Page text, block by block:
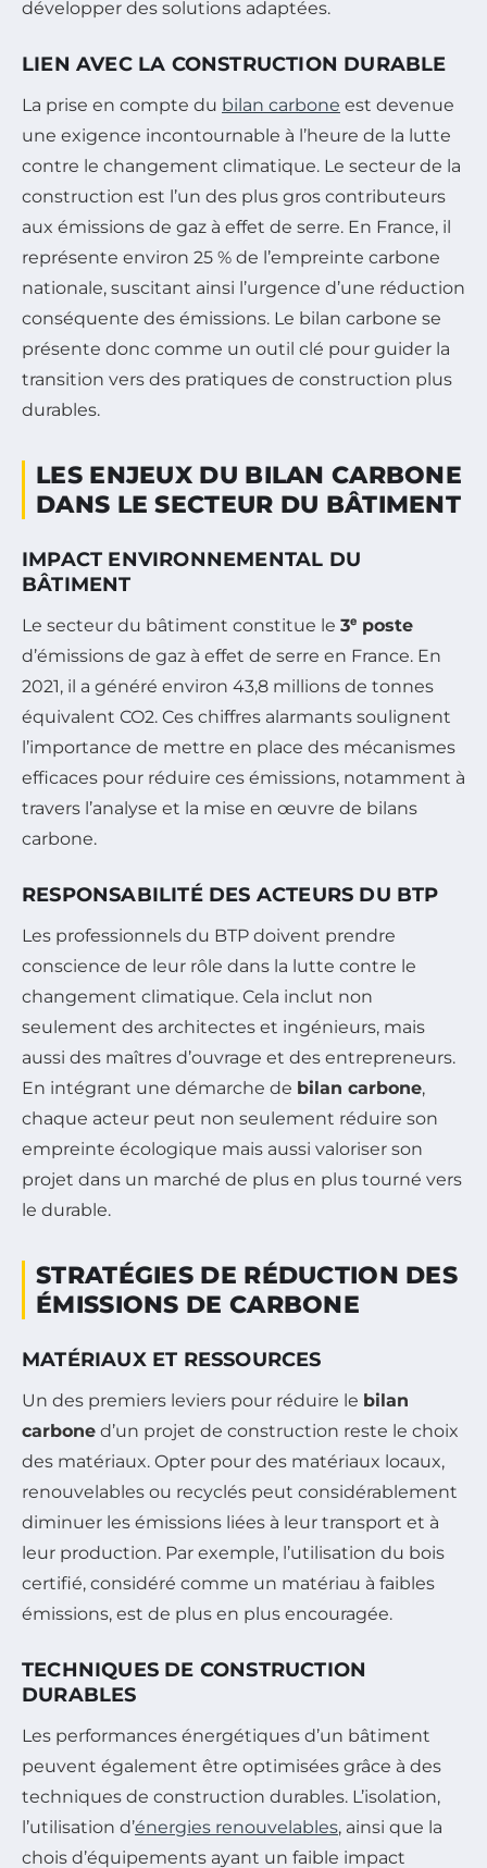
développer des solutions adaptées.
LIEN AVEC LA CONSTRUCTION DURABLE
La prise en compte du bilan carbone est devenue
une exigence incontournable à l’heure de la lutte
contre le changement climatique. Le secteur de la
construction est l’un des plus gros contributeurs
aux émissions de gaz à effet de serre. En France, il
représente environ 25 % de l’empreinte carbone
nationale, suscitant ainsi l’urgence d’une réduction
conséquente des émissions. Le bilan carbone se
présente donc comme un outil clé pour guider la
transition vers des pratiques de construction plus
durables.
LES ENJEUX DU BILAN CARBONE
DANS LE SECTEUR DU BÂTIMENT
IMPACT ENVIRONNEMENTAL DU
BÂTIMENT
Le secteur du bâtiment constitue le 3ᵉ poste
d’émissions de gaz à effet de serre en France. En
2021, il a généré environ 43,8 millions de tonnes
équivalent CO2. Ces chiffres alarmants soulignent
l’importance de mettre en place des mécanismes
efficaces pour réduire ces émissions, notamment à
travers l’analyse et la mise en œuvre de bilans
carbone.
RESPONSABILITÉ DES ACTEURS DU BTP
Les professionnels du BTP doivent prendre
conscience de leur rôle dans la lutte contre le
changement climatique. Cela inclut non
seulement des architectes et ingénieurs, mais
aussi des maîtres d’ouvrage et des entrepreneurs.
En intégrant une démarche de bilan carbone,
chaque acteur peut non seulement réduire son
empreinte écologique mais aussi valoriser son
projet dans un marché de plus en plus tourné vers
le durable.
STRATÉGIES DE RÉDUCTION DES
ÉMISSIONS DE CARBONE
MATÉRIAUX ET RESSOURCES
Un des premiers leviers pour réduire le bilan
carbone d’un projet de construction reste le choix
des matériaux. Opter pour des matériaux locaux,
renouvelables ou recyclés peut considérablement
diminuer les émissions liées à leur transport et à
leur production. Par exemple, l’utilisation du bois
certifié, considéré comme un matériau à faibles
émissions, est de plus en plus encouragée.
TECHNIQUES DE CONSTRUCTION
DURABLES
Les performances énergétiques d’un bâtiment
peuvent également être optimisées grâce à des
techniques de construction durables. L’isolation,
l’utilisation d’énergies renouvelables, ainsi que la
chois d’équipements ayant un faible impact